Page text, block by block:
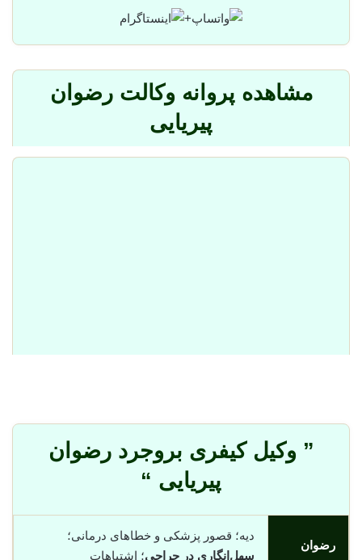
+
مشاهده پروانه وکالت رضوان
پیریایی
” وکیل کیفری بروجرد رضوان
پیریایی “
رضوان
دیه؛ قصور پزشکی و خطاهای درمانی؛
سهل‌انگاری در جراحی؛ اشتباهات